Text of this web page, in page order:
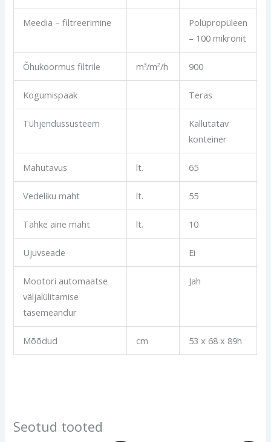
Meedia – filtreerimine
Polüpropüleen
– 100 mikronit
Õhukoormus filtrile m³/m²/h 900
Kogumispaak Teras
Tühjendussüsteem
Kallutatav
konteiner
Mahutavus lt. 65
Vedeliku maht lt. 55
Tahke aine maht lt. 10
Ujuvseade Ei
Mootori automaatse
väljalülitamise
tasemeandur
Jah
Mõõdud cm 53 x 68 x 89h
Seotud tooted